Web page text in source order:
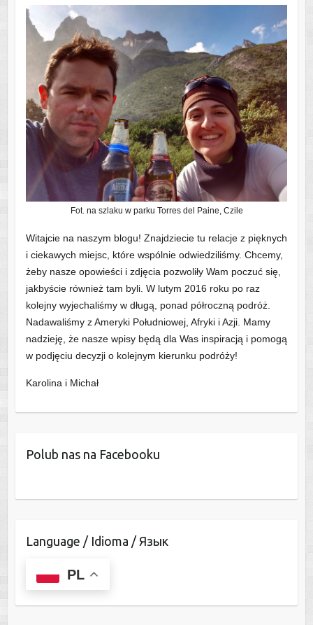
Fot. na szlaku w parku Torres del Paine, Czile
Witajcie na naszym blogu! Znajdziecie tu relacje z pięknych
i ciekawych miejsc, które wspólnie odwiedziliśmy. Chcemy,
żeby nasze opowieści i zdjęcia pozwoliły Wam poczuć się,
jakbyście również tam byli. W lutym 2016 roku po raz
kolejny wyjechaliśmy w długą, ponad półroczną podróż.
Nadawaliśmy z Ameryki Południowej, Afryki i Azji. Mamy
nadzieję, że nasze wpisy będą dla Was inspiracją i pomogą
w podjęciu decyzji o kolejnym kierunku podróży!
Karolina i Michał
Polub nas na Facebooku
Language / Idioma / Язык
PL